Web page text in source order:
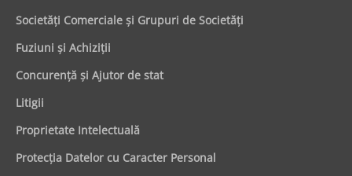
Societăţi Comerciale şi Grupuri de Societăţi
Fuziuni şi Achiziţii
Concurenţă şi Ajutor de stat
Litigii
Proprietate Intelectuală
Protecţia Datelor cu Caracter Personal